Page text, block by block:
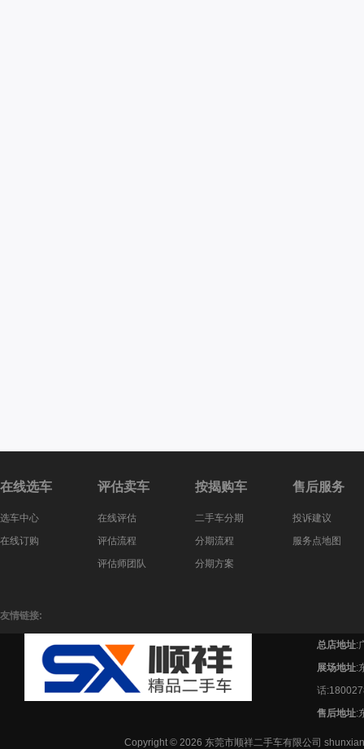
在线选车
选车中心
在线订购
评估卖车
在线评估
评估流程
评估师团队
按揭购车
二手车分期
分期流程
分期方案
售后服务
投诉建议
服务点地图
友情链接:
总店地址:
展场地址:
话
售后地址:
Copyright © 2026 东莞市顺祥二手车有限公司